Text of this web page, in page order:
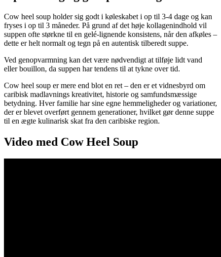
Cow heel soup holder sig godt i køleskabet i op til 3-4 dage og kan
fryses i op til 3 måneder. På grund af det høje kollagenindhold vil
suppen ofte størkne til en gelé-lignende konsistens, når den afkøles –
dette er helt normalt og tegn på en autentisk tilberedt suppe.
Ved genopvarmning kan det være nødvendigt at tilføje lidt vand
eller bouillon, da suppen har tendens til at tykne over tid.
Cow heel soup er mere end blot en ret – den er et vidnesbyrd om
caribisk madlavnings kreativitet, historie og samfundsmæssige
betydning. Hver familie har sine egne hemmeligheder og variationer,
der er blevet overført gennem generationer, hvilket gør denne suppe
til en ægte kulinarisk skat fra den caribiske region.
Video med Cow Heel Soup